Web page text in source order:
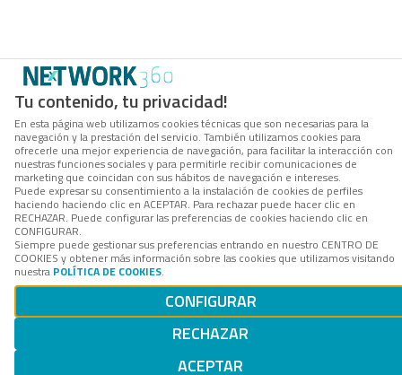
Tu contenido, tu privacidad!
En esta página web utilizamos cookies técnicas que son necesarias para la
navegación y la prestación del servicio. También utilizamos cookies para
ofrecerle una mejor experiencia de navegación, para facilitar la interacción con
nuestras funciones sociales y para permitirle recibir comunicaciones de
marketing que coincidan con sus hábitos de navegación e intereses.
Puede expresar su consentimiento a la instalación de cookies de perfiles
haciendo haciendo clic en ACEPTAR. Para rechazar puede hacer clic en
RECHAZAR. Puede configurar las preferencias de cookies haciendo clic en
CONFIGURAR.
Siempre puede gestionar sus preferencias entrando en nuestro CENTRO DE
COOKIES y obtener más información sobre las cookies que utilizamos visitando
nuestra POLÍTICA DE COOKIES.
CONFIGURAR
RECHAZAR
ACEPTAR